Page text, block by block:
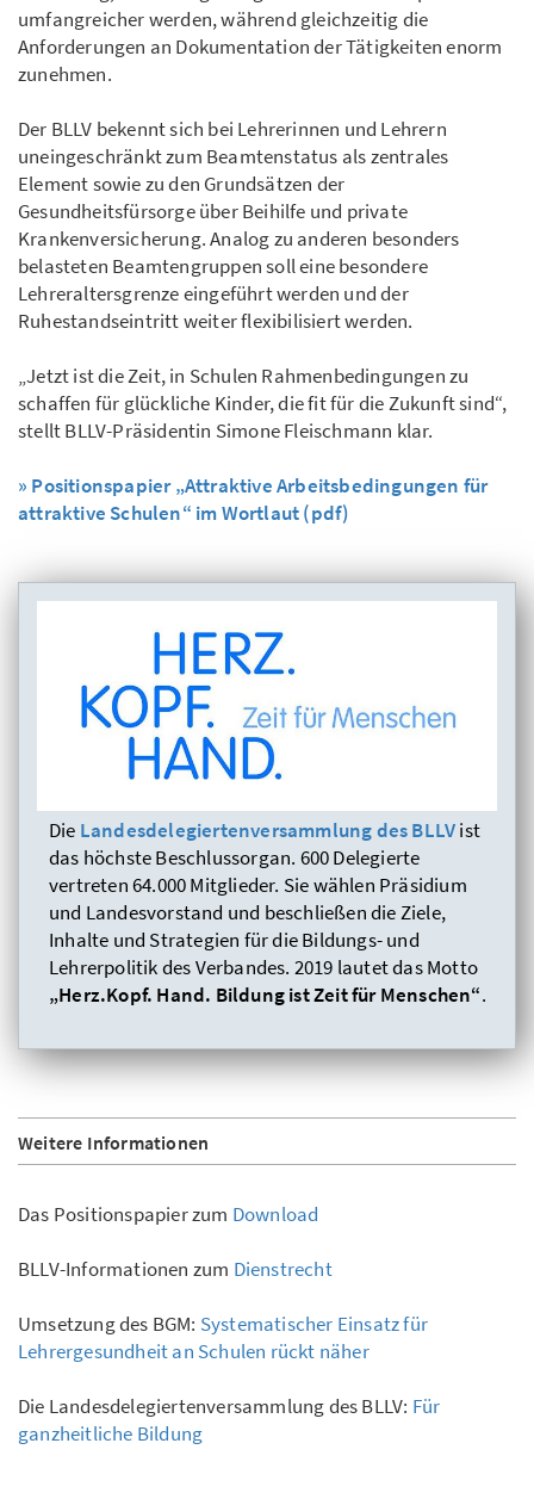
umfangreicher werden, während gleichzeitig die
Anforderungen an Dokumentation der Tätigkeiten enorm
zunehmen.
Der BLLV bekennt sich bei Lehrerinnen und Lehrern
uneingeschränkt zum Beamtenstatus als zentrales
Element sowie zu den Grundsätzen der
Gesundheitsfürsorge über Beihilfe und private
Krankenversicherung. Analog zu anderen besonders
belasteten Beamtengruppen soll eine besondere
Lehreraltersgrenze eingeführt werden und der
Ruhestandseintritt weiter flexibilisiert werden.
„Jetzt ist die Zeit, in Schulen Rahmenbedingungen zu
schaffen für glückliche Kinder, die fit für die Zukunft sind“,
stellt BLLV-Präsidentin Simone Fleischmann klar.
» Positionspapier „Attraktive Arbeitsbedingungen für
attraktive Schulen“ im Wortlaut (pdf)
Die Landesdelegiertenversammlung des BLLVist
das höchste Beschlussorgan. 600 Delegierte
vertreten 64.000 Mitglieder. Sie wählen Präsidium
und Landesvorstand und beschließen die Ziele,
Inhalte und Strategien für die Bildungs- und
Lehrerpolitik des Verbandes. 2019 lautet das Motto
„Herz.Kopf. Hand. Bildung ist Zeit für Menschen“.
Weitere Informationen
Das Positionspapier zum Download
BLLV-Informationen zum Dienstrecht
Umsetzung des BGM: Systematischer Einsatz für
Lehrergesundheit an Schulen rückt näher
Die Landesdelegiertenversammlung des BLLV: Für
ganzheitliche Bildung